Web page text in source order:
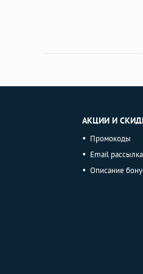
АКЦИИ И
Промокоды
Email рассылка
Описание